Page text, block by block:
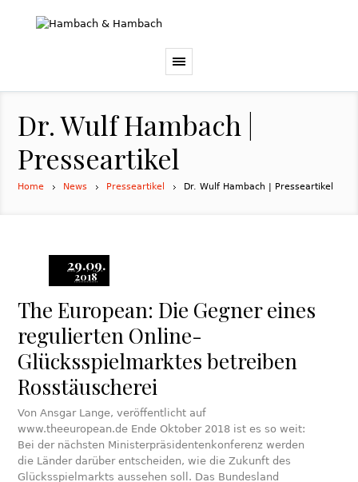
Dr. Wulf Hambach |
Presseartikel
Home News Presseartikel Dr. Wulf Hambach | Presseartikel
29.09.
2018
The European: Die Gegner eines
regulierten Online-
Glücksspielmarktes betreiben
Rosstäuscherei
Von Ansgar Lange, veröffentlicht auf
www.theeuropean.de Ende Oktober 2018 ist es so weit:
Bei der nächsten Ministerpräsidentenkonferenz werden
die Länder darüber entscheiden, wie die Zukunft des
Glücksspielmarkts aussehen soll. Das Bundesland